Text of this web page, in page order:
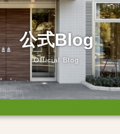
公式Blog
Official Blog